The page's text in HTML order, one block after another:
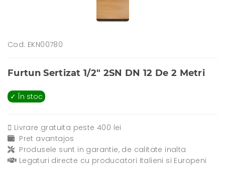
Cod: EKN00780
Furtun Sertizat 1/2" 2SN DN 12 De 2 Metri
✓ În stoc
Livrare gratuita peste 400 lei
Pret avantajos
Produsele sunt in garantie, de calitate inalta
Legaturi directe cu producatori Italieni si Europeni